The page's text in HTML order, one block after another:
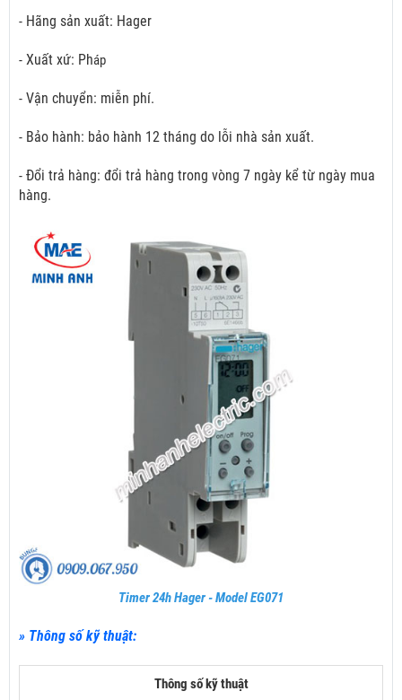
- Hãng sản xuất: Hager
- Xuất xứ: Pháp
- Vận chuyển: miễn phí.
- Bảo hành: bảo hành 12 tháng do lỗi nhà sản xuất.
- Đổi trả hàng: đổi trả hàng trong vòng 7 ngày kể từ ngày mua
hàng.
Timer 24h Hager - Model EG071
» Thông số kỹ thuật:
Thông số kỹ thuật